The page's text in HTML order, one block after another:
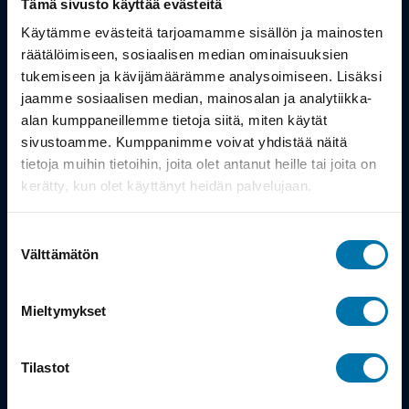
Tämä sivusto käyttää evästeitä
Käytämme evästeitä tarjoamamme sisällön ja mainosten
räätälöimiseen, sosiaalisen median ominaisuuksien
tukemiseen ja kävijämäärämme analysoimiseen. Lisäksi
jaamme sosiaalisen median, mainosalan ja analytiikka-
alan kumppaneillemme tietoja siitä, miten käytät
sivustoamme. Kumppanimme voivat yhdistää näitä
tietoja muihin tietoihin, joita olet antanut heille tai joita on
kerätty, kun olet käyttänyt heidän palvelujaan.
valinta
Välttämätön
Mieltymykset
Tilastot
Työsuhdepyörä
Info
Toimitus
Takuu ja palautukset
Maksutavat